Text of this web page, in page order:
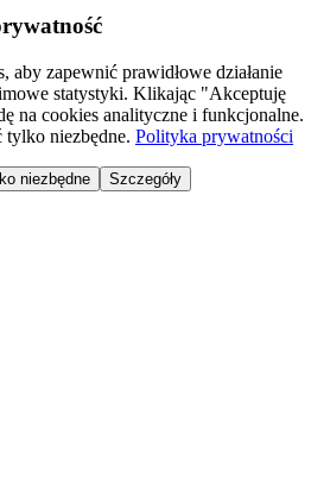
zapewnić prawidłowe działanie
statystyki. Klikając "Akceptuję
na cookies analityczne i funkcjonalne.
tylko niezbędne. Polityka prywatności
niezbędne Szczegóły